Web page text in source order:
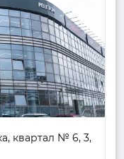
квартал № 6, 3,